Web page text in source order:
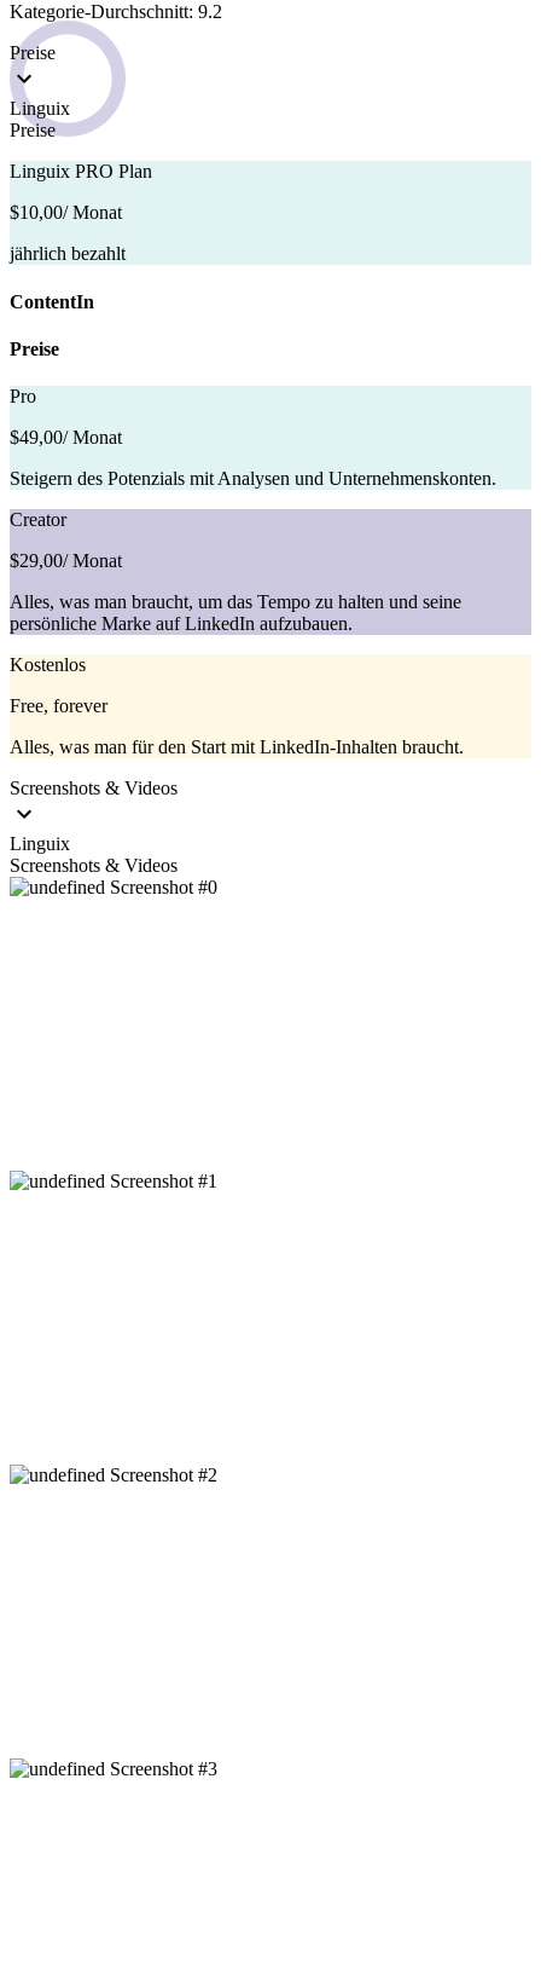
Kategorie-Durchschnitt: 9.2
Preise
Linguix
Preise
Linguix PRO Plan
$10,00/ Monat
jährlich bezahlt
ContentIn
Preise
Pro
$49,00/ Monat
Steigern des Potenzials mit Analysen und Unternehmenskonten.
Creator
$29,00/ Monat
Alles, was man braucht, um das Tempo zu halten und seine
persönliche Marke auf LinkedIn aufzubauen.
Kostenlos
Free, forever
Alles, was man für den Start mit LinkedIn-Inhalten braucht.
Screenshots & Videos
Linguix
Screenshots & Videos